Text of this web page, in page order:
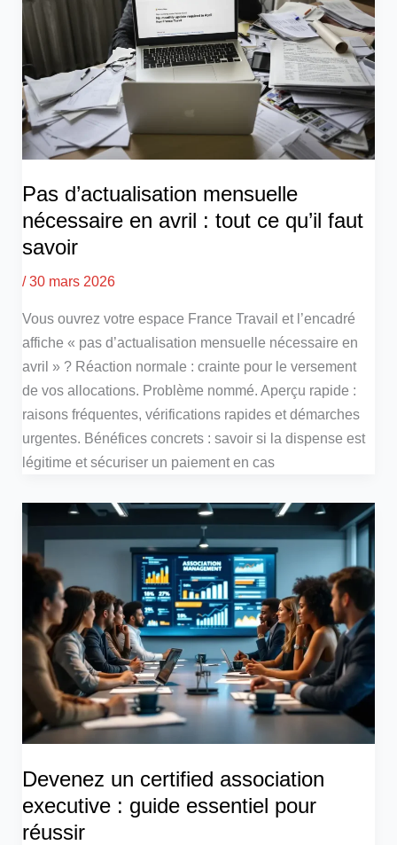
Pas d’actualisation mensuelle
nécessaire en avril : tout ce qu’il faut
savoir
/30 mars 2026
Vous ouvrez votre espace France Travail et l’encadré
affiche « pas d’actualisation mensuelle nécessaire en
avril » ? Réaction normale : crainte pour le versement
de vos allocations. Problème nommé. Aperçu rapide :
raisons fréquentes, vérifications rapides et démarches
urgentes. Bénéfices concrets : savoir si la dispense est
légitime et sécuriser un paiement en cas
Devenez un certified association
executive : guide essentiel pour
réussir